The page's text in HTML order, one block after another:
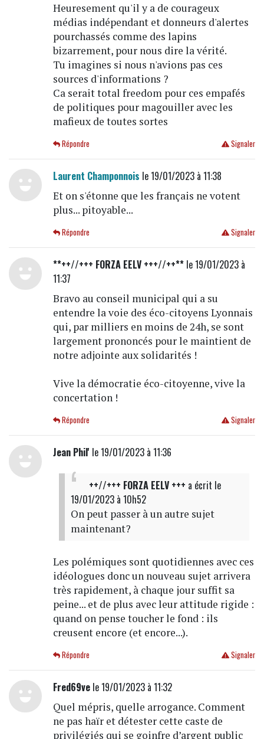
Heuresement qu'il y a de courageux
médias indépendant et donneurs d'alertes
pourchassés comme des lapins
bizarrement, pour nous dire la vérité.
Tu imagines si nous n'avions pas ces
sources d'informations ?
Ca serait total freedom pour ces empafés
de politiques pour magouiller avec les
mafieux de toutes sortes
Signaler
Répondre
Laurent Champonnois le 19/01/2023 à 11:38
Et on s'étonne que les français ne votent
plus... pitoyable...
Signaler
Répondre
**++//+++ FORZA EELV +++//++**le 19/01/2023 à
11:37
Bravo au conseil municipal qui a su
entendre la voie des éco-citoyens Lyonnais
qui, par milliers en moins de 24h, se sont
largement prononcés pour le maintient de
notre adjointe aux solidarités !
Vive la démocratie éco-citoyenne, vive la
concertation !
Signaler
Répondre
Jean Phil' le 19/01/2023 à 11:36
++//+++ FORZA EELV +++ a écrit le
19/01/2023 à 10h52
On peut passer à un autre sujet
maintenant?
Les polémiques sont quotidiennes avec ces
idéologues donc un nouveau sujet arrivera
très rapidement, à chaque jour suffit sa
peine... et de plus avec leur attitude rigide :
quand on pense toucher le fond : ils
creusent encore (et encore...).
Signaler
Répondre
Fred69vele 19/01/2023 à 11:32
Quel mépris, quelle arrogance. Comment
ne pas haïr et détester cette caste de
privilégiés qui se goinfre d’argent public